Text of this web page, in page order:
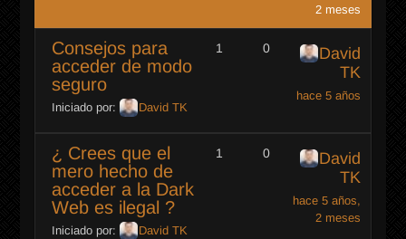
2 meses
Consejos para
acceder de modo
seguro
Iniciado por: David TK
1 0
David
TK
hace 5 años
¿ Crees que el
mero hecho de
acceder a la Dark
Web es ilegal ?
Iniciado por: David TK
1 0
David
TK
hace 5 años,
2 meses